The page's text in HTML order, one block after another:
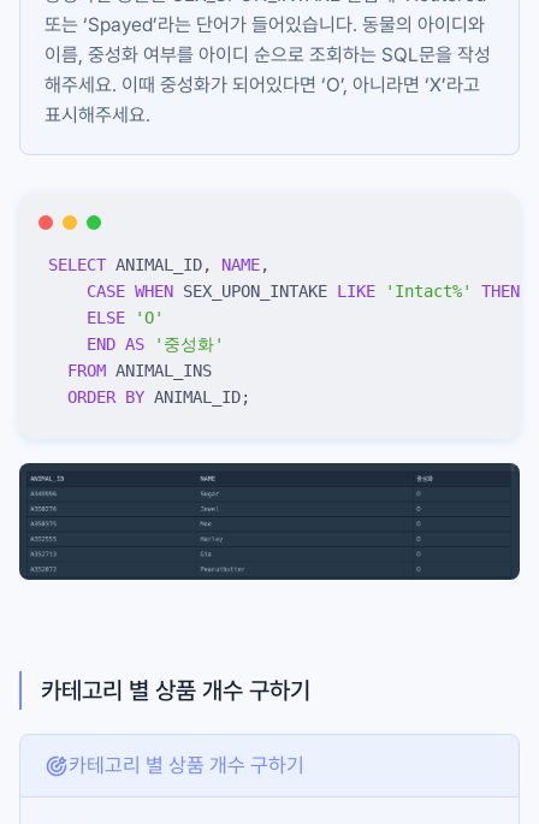
또는 ‘Spayed’라는 단어가 들어있습니다. 동물의 아이디와
이름, 중성화 여부를 아이디 순으로 조회하는 SQL문을 작성
해주세요. 이때 중성화가 되어있다면 ‘O’, 아니라면 ‘X’라고
표시해주세요.
SELECT ANIMAL_ID, NAME,
    CASE
WHEN SEX_UPON_INTAKE LIKE ' Intact%' THEN
    ELSE
'O'
    END
AS ' 중성화'
  FROM
ANIMAL_INS
  ORDER BY
ANIMAL_ID;
카테고리 별 상품 개수 구하기
카테고리 별 상품 개수 구하기